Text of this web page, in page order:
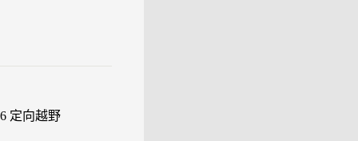
定向越野